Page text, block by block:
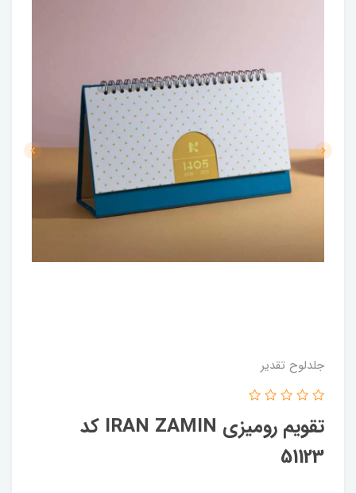
جلدلوح تقدیر
تقویم رومیزی IRAN ZAMIN کد
51123